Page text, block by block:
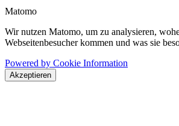
Matomo
Wir nutzen Matomo, um zu analysieren,
Webseitenbesucher kommen und was sie
Powered by Cookie Information
Akzeptieren